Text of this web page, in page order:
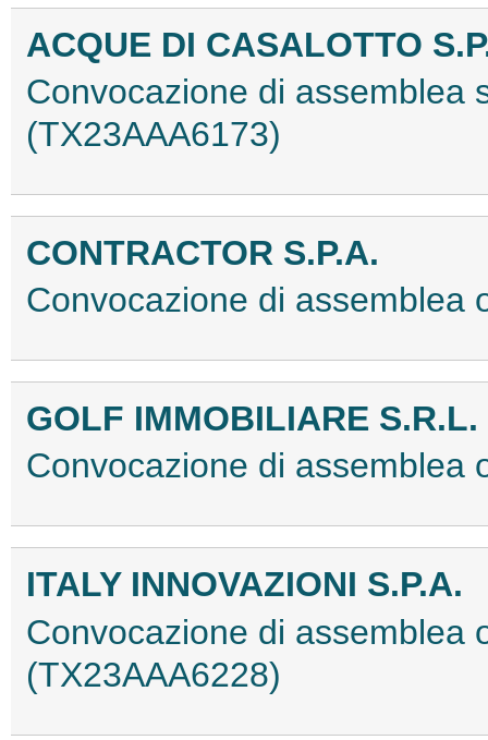
ACQUE DI CASALOTTO
Convocazione di assemblea
(TX23AAA6173)
CONTRACTOR S.P.A.
Convocazione di assemblea
GOLF IMMOBILIARE S.R.L.
Convocazione di assemblea
ITALY INNOVAZIONI S.P.A.
Convocazione di assemblea
(TX23AAA6228)